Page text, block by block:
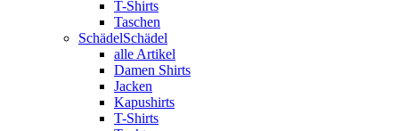
T-Shirts
Taschen
SchädelSchädel
alle Artikel
Damen Shirts
Jacken
Kapushirts
T-Shirts